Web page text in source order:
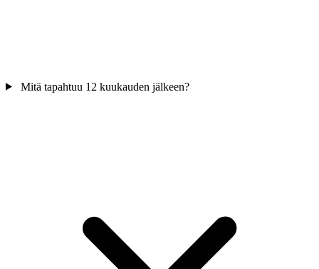
Mitä tapahtuu 12 kuukauden jälkeen?